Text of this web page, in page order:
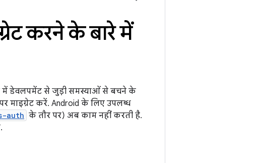
करने के बारे में
में डेवलपमेंट से जुड़ी समस्याओं से बचने के
माइग्रेट करें. Android के लिए उपलब्ध
auth के तौर पर) अब काम नहीं करती है.